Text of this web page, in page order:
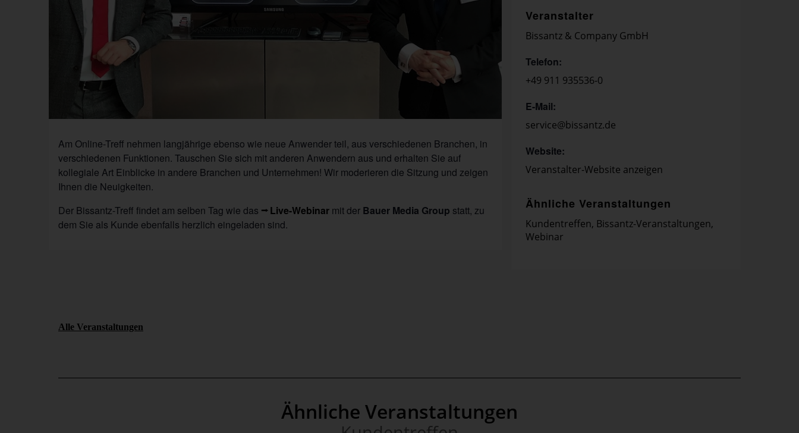
Am Online-Treff nehmen langjährige ebenso wie neue Anwender teil, aus verschiedenen Branchen, in
verschiedenen Funktionen. Tauschen Sie sich mit anderen Anwendern aus und erhalten Sie auf
kollegiale Art Einblicke in andere Branchen und Unternehmen! Wir moderieren die Sitzung und zeigen
Ihnen die Neuigkeiten.
Der Bissantz-Treff findet am selben Tag wie das
Live-Webinar mit der Bauer Media Group statt, zu
dem Sie als Kunde ebenfalls herzlich eingeladen sind.
Veranstalter
Bissantz & Company GmbH
Telefon:
+49 911 935536-0
E-Mail:
service@bissantz.de
Website:
Veranstalter-Website anzeigen
Ähnliche Veranstaltungen
Kundentreffen, Bissantz-Veranstaltungen,
Webinar
Alle Veranstaltungen
Ähnliche Veranstaltungen